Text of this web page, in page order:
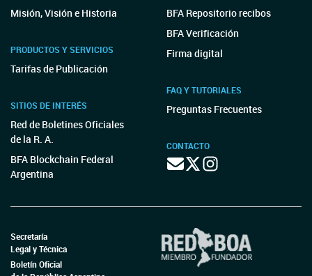
Misión, Visión e Historia
PRODUCTOS Y SERVICIOS
Tarifas de Publicación
SITIOS DE INTERÉS
Red de Boletines Oficiales
de la R. A.
BFA Blockchain Federal
Argentina
BFA Repositorio recibos
BFA Verificación
Firma digital
FAQ Y TUTORIALES
Preguntas Frecuentes
CONTACTO
Secretaría
Legal y Técnica
Boletín Oficial